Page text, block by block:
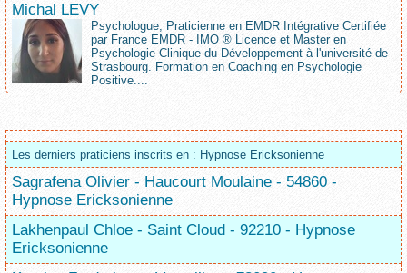
Michal LEVY
Psychologue, Praticienne en EMDR Intégrative Certifiée
par France EMDR - IMO ® Licence et Master en
Psychologie Clinique du Développement à l'université de
Strasbourg. Formation en Coaching en Psychologie
Positive....
Les derniers praticiens inscrits en : Hypnose Ericksonienne
Sagrafena Olivier - Haucourt Moulaine - 54860 -
Hypnose Ericksonienne
Lakhenpaul Chloe - Saint Cloud - 92210 - Hypnose
Ericksonienne